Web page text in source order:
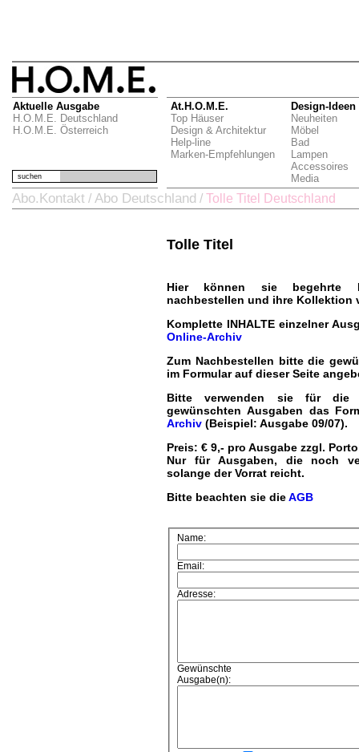
Aktuelle Ausgabe
H.O.M.E. Deutschland
H.O.M.E. Österreich
At.H.O.M.E.
Top Häuser
Design & Architektur
Help-line
Marken-Empfehlungen
Design-Ideen
Neuheiten
Möbel
Bad
Lampen
Accessoires
Media
suchen
Abo.Kontakt / Abo Deutschland / Tolle Titel Deutschland
Tolle Titel
Hier können sie begehrte
nachbestellen und ihre Kollektion
Komplette INHALTE einzelner
Online-Archiv
Zum Nachbestellen bitte die
im Formular auf dieser Seite
Bitte verwenden sie für die
gewünschten Ausgaben das
Archiv (Beispiel: Ausgabe 09/07).
Preis: € 9,- pro Ausgabe zzgl.
Nur für Ausgaben, die noch
solange der Vorrat reicht.
Bitte beachten sie dieAGB
Name:
Email:
Adresse:
Gewünschte
Ausgabe(n):